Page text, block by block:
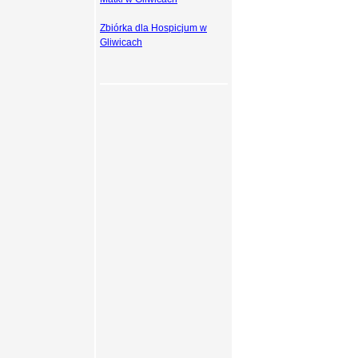
Zbiórka dla Hospicjum w
Gliwicach